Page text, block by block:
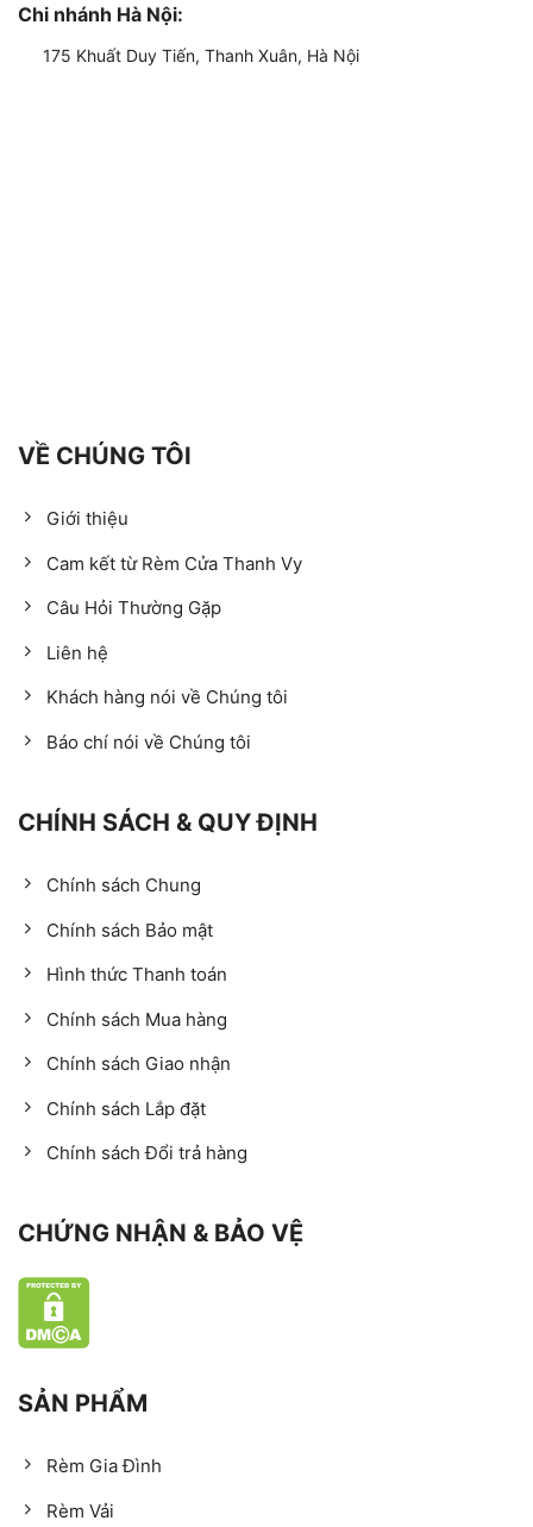
Chi nhánh Hà Nội:
175 Khuất Duy Tiến, Thanh Xuân, Hà Nội
VỀ CHÚNG TÔI
Giới thiệu
Cam kết từ Rèm Cửa Thanh Vy
Câu Hỏi Thường Gặp
Liên hệ
Khách hàng nói về Chúng tôi
Báo chí nói về Chúng tôi
CHÍNH SÁCH & QUY ĐỊNH
Chính sách Chung
Chính sách Bảo mật
Hình thức Thanh toán
Chính sách Mua hàng
Chính sách Giao nhận
Chính sách Lắp đặt
Chính sách Đổi trả hàng
CHỨNG NHẬN & BẢO VỆ
SẢN PHẨM
Rèm Gia Đình
Rèm Vải